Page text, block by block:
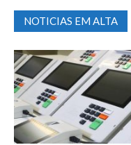
NOTICIAS EM ALTA